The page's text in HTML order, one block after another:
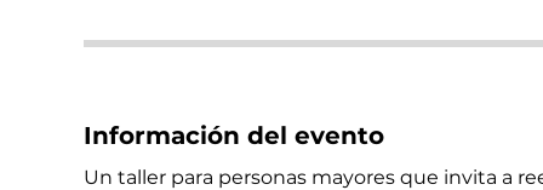
Información del evento
Un taller para personas mayores que invita a